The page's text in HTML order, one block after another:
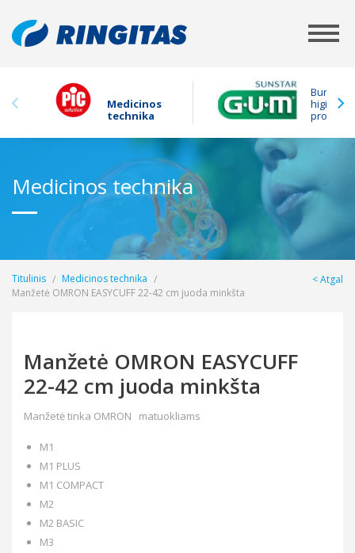
Medicinos
technika
Burnos
higienos
Medicinos technika
Atgal
Titulinis
Medicinos technika
Manžetė OMRON EASYCUFF 22-42 cm juoda minkšta
Manžetė OMRON EASYCUFF
22-42 cm juoda minkšta
Manžetė tinka OMRON matuokliams
M1
M1 PLUS
M1 COMPACT
M2
M2 BASIC
M3